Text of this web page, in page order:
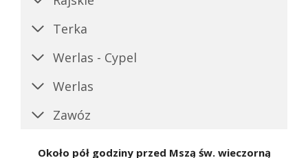
Terka
Werlas - Cypel
Werlas
Zawóz
Około pół godziny przed Mszą św. wieczorną